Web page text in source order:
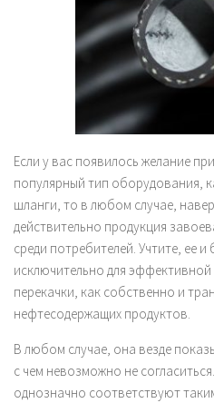
Если у вас появилось желание
популярный тип оборудования,
шланги, то в любом случае,
действительно продукция
среди потребителей. Учтите, ее
исключительно для
перекачки, как собственно и
нефтесодержащих продуктов.
В любом случае, она везде
с чем невозможно не
однозначно соответствуют